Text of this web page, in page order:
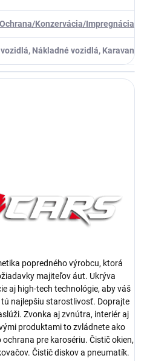
Ochrana/Konzervácia/Impregnácia
Nákladné vozidlá, Karavan
popredného výrobcu, ktorá
majiteľov áut. Ukrýva
aj high-tech technológie, aby váš
najlepšiu starostlivosť. Doprajte
Zvonka aj zvnútra, interiér aj
produktami to zvládnete ako
pre karosériu. Čistič okien,
Čistič diskov a pneumatík.